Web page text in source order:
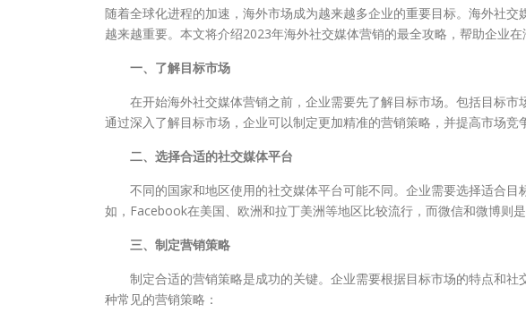
随着全球化进程的加速，海外市场成为越来越多企业的重要目标。海外社
越来越重要。本文将介绍2023年海外社交媒体营销的最全攻略，帮助企业在
一、了解目标市场
在开始海外社交媒体营销之前，企业需要先了解目标市场。包括目标市
通过深入了解目标市场，企业可以制定更加精准的营销策略，并提高市场竞
二、选择合适的社交媒体平台
不同的国家和地区使用的社交媒体平台可能不同。企业需要选择适合目
如，Facebook在美国、欧洲和拉丁美洲等地区比较流行，而微信和微博则
三、制定营销策略
制定合适的营销策略是成功的关键。企业需要根据目标市场的特点和社
种常见的营销策略：